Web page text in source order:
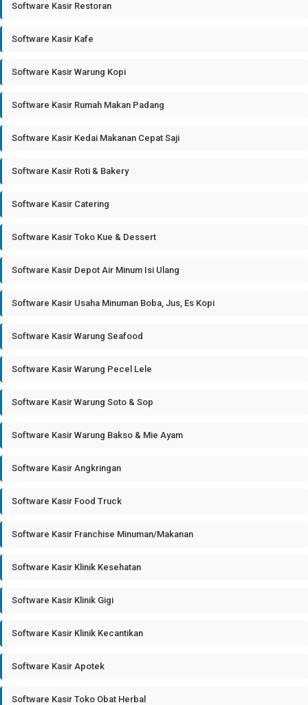
Software Kasir Restoran
Software Kasir Kafe
Software Kasir Warung Kopi
Software Kasir Rumah Makan Padang
Software Kasir Kedai Makanan Cepat Saji
Software Kasir Roti & Bakery
Software Kasir Catering
Software Kasir Toko Kue & Dessert
Software Kasir Depot Air Minum Isi Ulang
Software Kasir Usaha Minuman Boba, Jus, Es Kopi
Software Kasir Warung Seafood
Software Kasir Warung Pecel Lele
Software Kasir Warung Soto & Sop
Software Kasir Warung Bakso & Mie Ayam
Software Kasir Angkringan
Software Kasir Food Truck
Software Kasir Franchise Minuman/Makanan
Software Kasir Klinik Kesehatan
Software Kasir Klinik Gigi
Software Kasir Klinik Kecantikan
Software Kasir Apotek
Software Kasir Toko Obat Herbal